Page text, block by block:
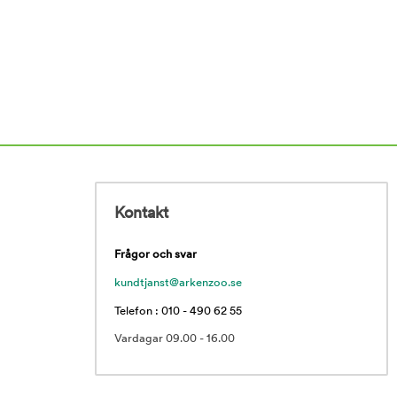
Kontakt
Frågor och svar
kundtjanst@arkenzoo.se
Telefon : 010 - 490 62 55
Vardagar 09.00 - 16.00